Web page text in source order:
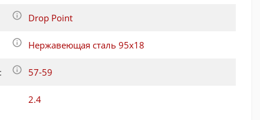
Drop Point
Нержавеющая сталь 95x18
57-59
2.4